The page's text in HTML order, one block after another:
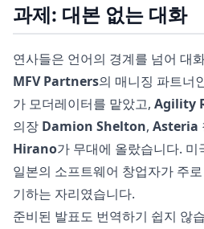
과제: 대본 없는 대화
연사들은 언어의 경계를 넘어 대
MFV Partners의 매니징 파트너
가 모더레이터를 맡았고, Agility
의장 Damion Shelton, Asteria
Hirano가 무대에 올랐습니다.
일본의 소프트웨어 창업자가 주
기하는 자리였습니다.
준비된 발표도 번역하기 쉽지 않